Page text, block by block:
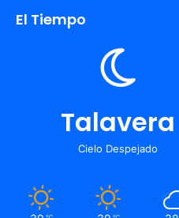
El Tiempo
Talavera
Cielo Despejado